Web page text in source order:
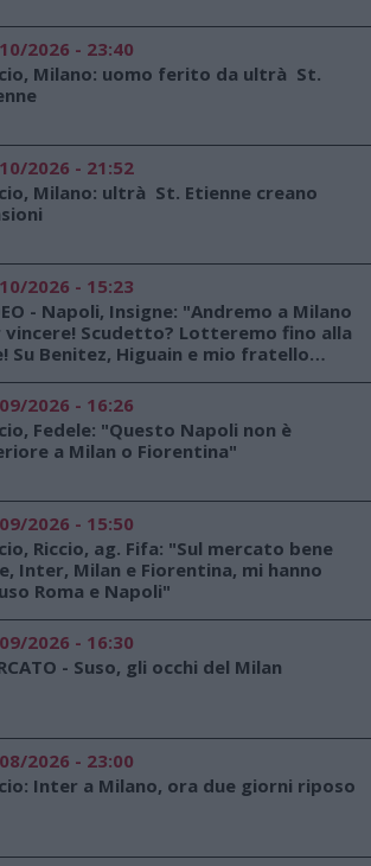
2026 - 23:40
Milano: uomo ferito da ultrà St.
2026 - 21:52
Milano: ultrà St. Etienne creano
2026 - 15:23
- Napoli, Insigne: "Andremo a Milano
vincere! Scudetto? Lotteremo fino alla
Su Benitez, Higuain e mio fratello
2026 - 16:26
Fedele: "Questo Napoli non è
a Milan o Fiorentina"
2026 - 15:50
Riccio, ag. Fifa: "Sul mercato bene
Inter, Milan e Fiorentina, mi hanno
Roma e Napoli"
2026 - 16:30
- Suso, gli occhi del Milan
2026 - 23:00
Inter a Milano, ora due giorni riposo